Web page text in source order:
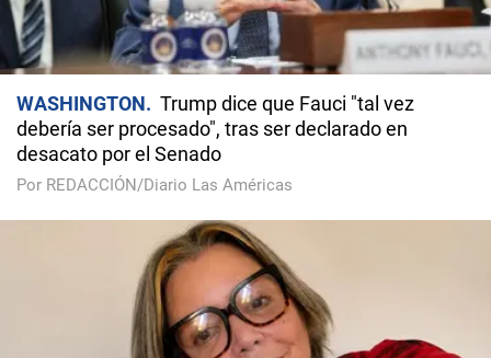
WASHINGTON
Trump dice que Fauci "tal vez
debería ser procesado", tras ser declarado en
desacato por el Senado
Por REDACCIÓN/Diario Las Américas